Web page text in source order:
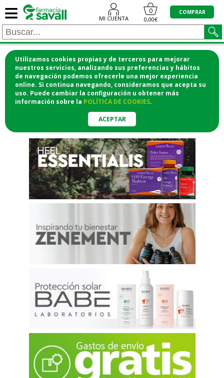
Utilizamos cookies propias y de terceros para mejorar
nuestros servicios, analizando sus preferencias y hábitos
de navegación podemos ofrecerle una mejor experiencia
online. Si continua navegando, consideramos que acepta su
uso. Puede cambiar la configuración u obtener más
información sobre la POLÍTICA DE COOKIES.
ACEPTAR
≡ MI CUENTA
0
0,00€
COMPRAR
¡COMPRA CÓMODAMENTE
DESDE CASA Y RECOGE EN LA
FARMACIA!o si lo prefieres te lo mandamos
a casa